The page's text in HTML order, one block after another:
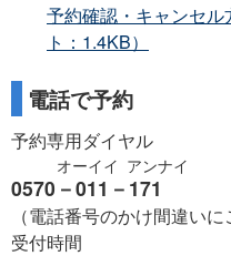
予約確認・キャンセ
ト：1.4KB）
電話で予約
予約専用ダイヤル
オーイイ アンナイ
0570－011－171
（電話番号のかけ間違いに
受付時間